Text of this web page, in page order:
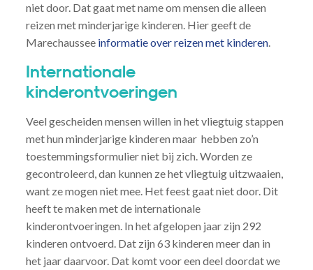
niet door. Dat gaat met name om mensen die alleen
reizen met minderjarige kinderen. Hier geeft de
Marechaussee informatie over reizen met kinderen.
Internationale
kinderontvoeringen
Veel gescheiden mensen willen in het vliegtuig stappen
met hun minderjarige kinderen maar hebben zo’n
toestemmingsformulier niet bij zich. Worden ze
gecontroleerd, dan kunnen ze het vliegtuig uitzwaaien,
want ze mogen niet mee. Het feest gaat niet door. Dit
heeft te maken met de internationale
kinderontvoeringen. In het afgelopen jaar zijn 292
kinderen ontvoerd. Dat zijn 63 kinderen meer dan in
het jaar daarvoor. Dat komt voor een deel doordat we